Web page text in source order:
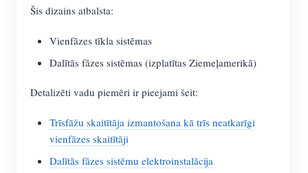
Šis dizains atbalsta:
Vienfāzes tīkla sistēmas
Dalītās fāzes sistēmas (izplatītas Ziemeļamerikā)
Detalizēti vadu piemēri ir pieejami šeit:
Trīsfāžu skaitītāja izmantošana kā trīs neatkarīgi
vienfāzes skaitītāji
Dalītās fāzes sistēmu elektroinstalācija